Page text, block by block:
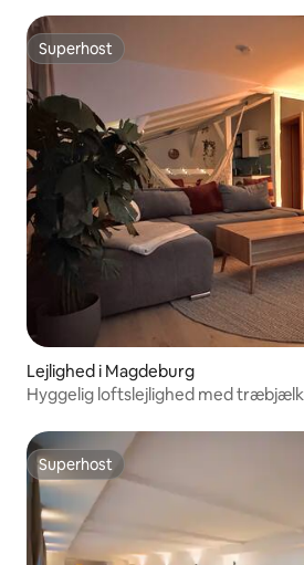
Superhost
Superhost
Lejlighed i Magdeburg
Hyggelig loftslejlighed med
Superhost
Superhost